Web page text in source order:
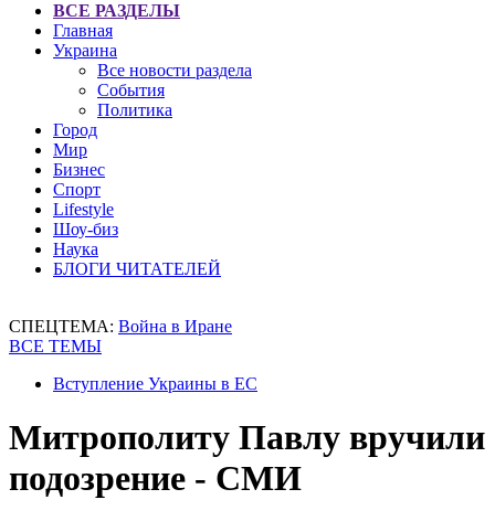
ВСЕ РАЗДЕЛЫ
Главная
Украина
Все новости раздела
События
Политика
Город
Мир
Бизнес
Спорт
Lifestyle
Шоу-биз
Наука
БЛОГИ ЧИТАТЕЛЕЙ
СПЕЦТЕМА: Война в Иране
ВСЕ ТЕМЫ
Вступление Украины в ЕС
Митрополиту Павлу вручили
подозрение - СМИ